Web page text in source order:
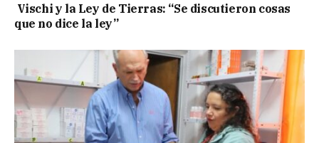
Vischi y la Ley de Tierras: “Se discutieron cosas
que no dice la ley”